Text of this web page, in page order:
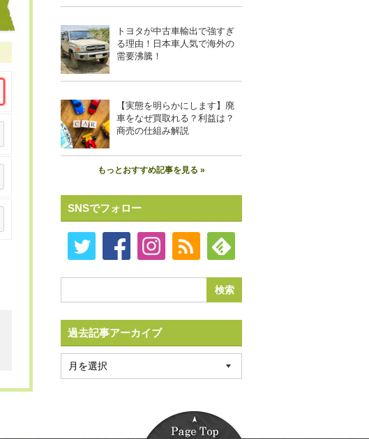
トヨタが中古車輸出で強すぎ
る理由！日本車人気で海外の
需要沸騰！
【実態を明らかにします】廃
車をなぜ買取れる？利益は？
商売の仕組み解説
もっとおすすめ記事を見る »
SNSでフォロー
過去記事アーカイブ